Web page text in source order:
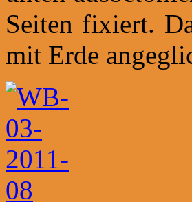
Seiten fixiert.
mit Erde